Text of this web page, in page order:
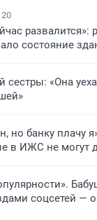
20
развалится»:
состояние
«Она
но банку плачу
в ИЖС не могут
соцсетей —